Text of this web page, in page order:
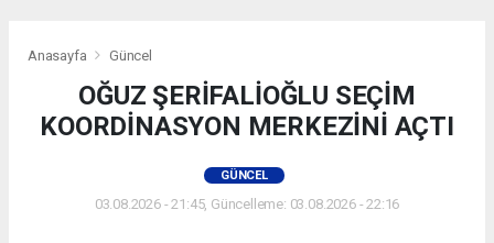
Anasayfa Güncel
OĞUZ ŞERİFALİOĞLU SEÇİM
KOORDİNASYON MERKEZİNİ AÇTI
GÜNCEL
03.08.2026 - 21:45, Güncelleme: 03.08.2026 - 22:16